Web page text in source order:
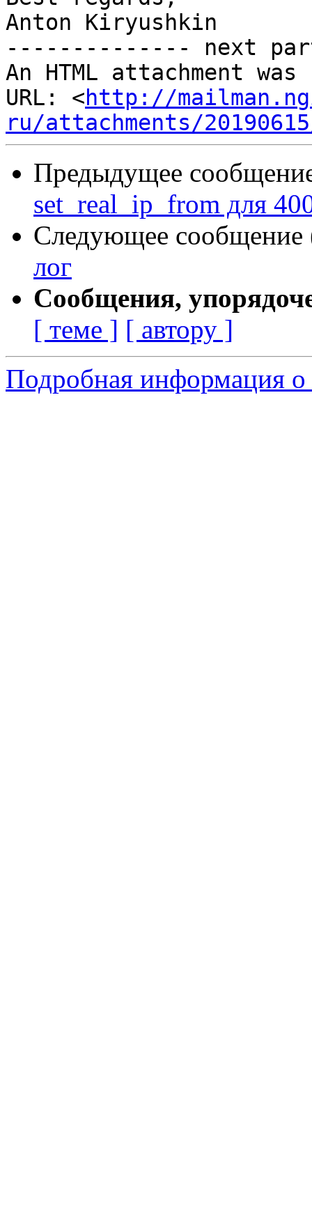
Anton Kiryushkin
-------------- next
An HTML attachment
URL: <http://
ru/attachments/
Предыдущее
set_real_ip_from для
Следующее сообщение
лог
Сообщения,
[ теме ] [ автору ]
Подробная информация